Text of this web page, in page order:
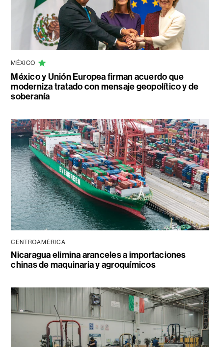
MÉXICO
México y Unión Europea firman acuerdo que
moderniza tratado con mensaje geopolítico y de
soberanía
CENTROAMÉRICA
Nicaragua elimina aranceles a importaciones
chinas de maquinaria y agroquímicos